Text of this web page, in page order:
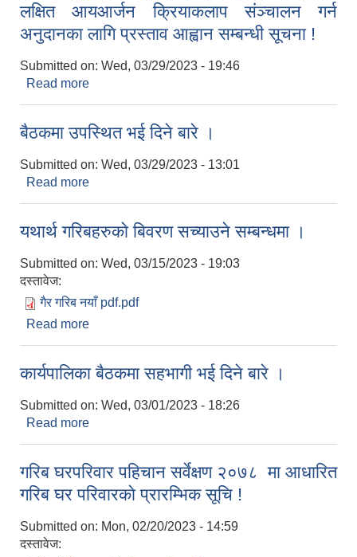
लक्षित आयआर्जन क्रियाकलाप संञ्चालन गर्न
अनुदानका लागि प्रस्ताव आह्वान सम्बन्धी सूचना !
Submitted on: Wed, 03/29/2023 - 19:46
Read more
बैठकमा उपस्थित भई दिने बारे ।
Submitted on: Wed, 03/29/2023 - 13:01
Read more
यथार्थ गरिबहरुकाे बिवरण सच्याउने सम्बन्धमा ।
Submitted on: Wed, 03/15/2023 - 19:03
दस्तावेज:
गैर गरिब नयाँ pdf.pdf
Read more
कार्यपालिका बैठकमा सहभागी भई दिने बारे ।
Submitted on: Wed, 03/01/2023 - 18:26
Read more
गरिब घरपरिवार पहिचान सर्वेक्षण २०७८ मा आधारित
गरिब घर परिवारकाे प्रारम्भिक सूचि !
Submitted on: Mon, 02/20/2023 - 14:59
दस्तावेज: